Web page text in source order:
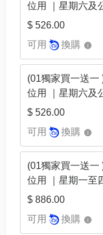
位用 ｜星期六及
$ 526.00
可用
換購
(01獨家買一送一
位用 ｜星期六及
$ 526.00
可用
換購
(01獨家買一送一
位用 ｜星期一至
$ 886.00
可用
換購